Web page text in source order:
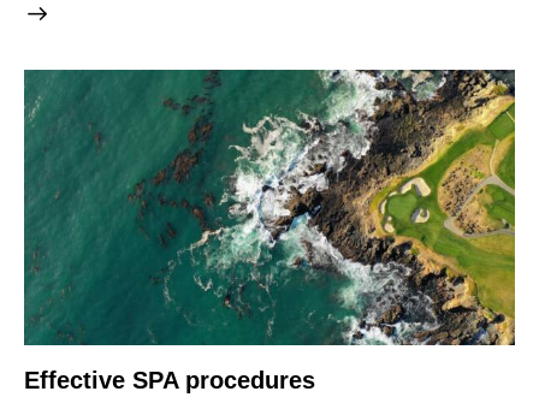
Effective SPA procedures